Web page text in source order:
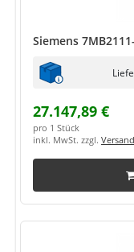
Siemens
27.147,89 €
pro 1 Stück
inkl. MwSt. zzgl. Versand